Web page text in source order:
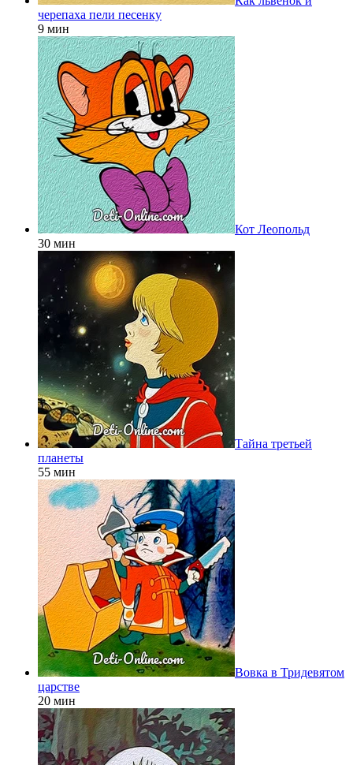
черепаха пели песенку
9 мин
Кот Леопольд
30 мин
Тайна третьей
планеты
55 мин
Вовка в Тридевятом
царстве
20 мин